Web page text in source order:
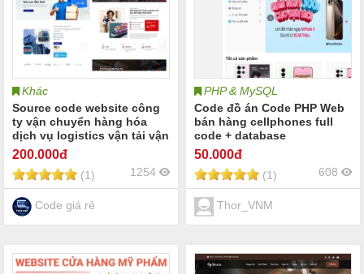
Khác
Source code website công
ty vận chuyển hàng hóa
dịch vụ logistics vận tải vận
chuyển đường bộ đường
biển hàng không logistics
200.000đ
(1) 1254
Code giá rẻ
PHP & MySQL
Code đồ án Code PHP Web
bán hàng cellphones full
code + database
50.000đ
(1) 608
Thor_VNM